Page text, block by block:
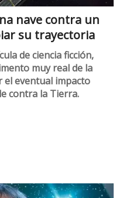
nave contra un
su trayectoria
de ciencia ficción,
muy real de la
el eventual impacto
contra la Tierra.